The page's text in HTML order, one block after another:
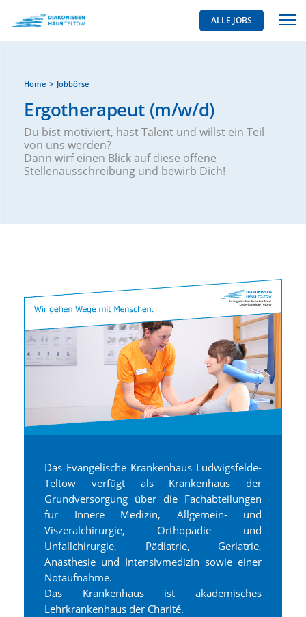
ALLE JOBS
Home Jobbörse
Ergotherapeut (m/w/d)
Du bist motiviert, hast Talent und willst ein Teil
von uns werden?
Dann wirf einen Blick auf diese offene
Stellenausschreibung und bewirb Dich!
Das Evangelische Krankenhaus Ludwigsfelde-
Teltow verfügt als Krankenhaus der
Grundversorgung über die Fachabteilungen
für Innere Medizin, Allgemein- und
Viszeralchirurgie, Orthopädie und
Unfallchirurgie, Pädiatrie, Geriatrie,
Anästhesie und Intensivmedizin sowie einer
Notaufnahme.
Das Krankenhaus ist akademisches
Lehrkrankenhaus der Charité.